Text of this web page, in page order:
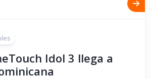
Idol 3 llega a